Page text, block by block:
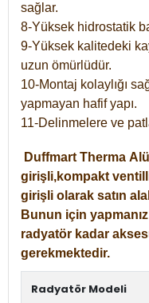
sağlar.
8-Yüksek hidrostatik
9-Yüksek kalitedeki
uzun ömürlüdür.
10-Montaj kolaylığı
yapmayan hafif yapı.
11-Delinmelere ve
Duffmart Therma
girişli,kompakt
girişli olarak satın
Bunun için yapmanız
radyatör kadar
gerekmektedir.
Radyatör Modeli